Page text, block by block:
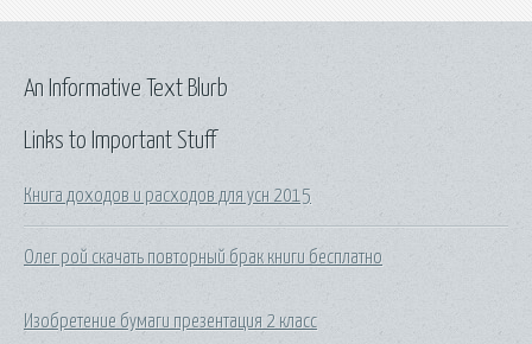
Links to Important Stuff
Книга доходов и расходов для усн 2015
Олег рой скачать повторный брак книги бесплатно
Изобретение бумаги презентация 2 класс
An Informative Text Blurb